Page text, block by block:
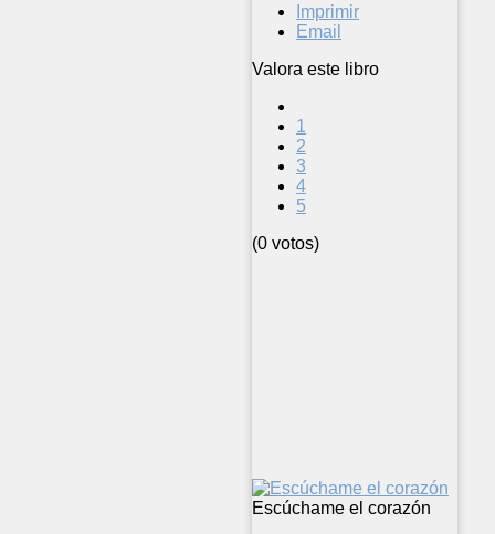
Imprimir
Email
Valora este libro
1
2
3
4
5
(0 votos)
Escúchame el corazón